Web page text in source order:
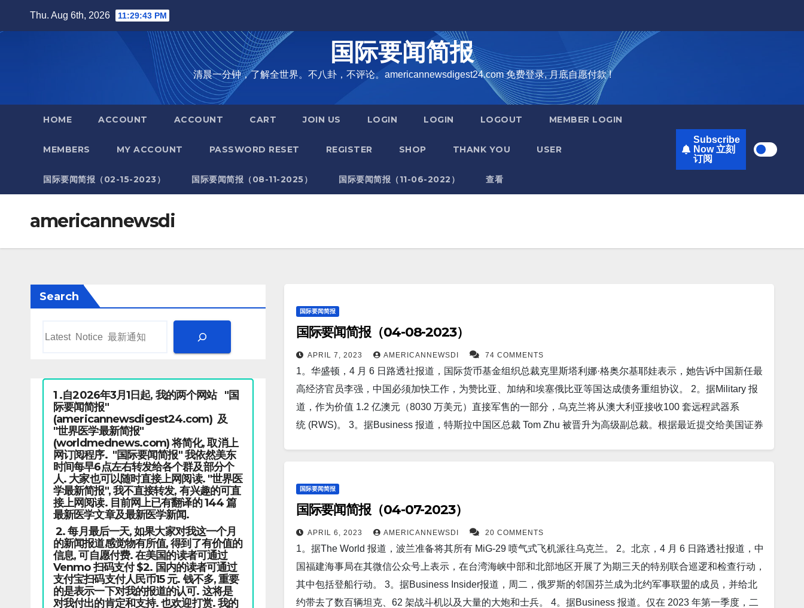
Thu. Aug 6th, 2026 11:29:44 PM
国际要闻简报
清晨一分钟，了解全世界。不八卦，不评论。americannewsdigest24.com 免费登录, 月底自愿付款 !
HOME ACCOUNT ACCOUNT CART JOIN US LOGIN LOGIN LOGOUT MEMBER LOGIN
MEMBERS MY ACCOUNT PASSWORD RESET REGISTER SHOP THANK YOU USER
国际要闻简报（02-15-2023） 国际要闻简报（08-11-2025） 国际要闻简报（11-06-2022） 查看
Subscribe
Now 立刻
订阅
americannewsdi
Search
1 .自2026年3月1日起, 我的两个网站 "国
际要闻简报"
(americannewsdigest24.com) 及
"世界医学最新简报"
(worldmednews.com) 将简化, 取消上
网订阅程序. "国际要闻简报" 我依然美东
时间每早6点左右转发给各个群及部分个
人. 大家也可以随时直接上网阅读. "世界医
学最新简报", 我不直接转发, 有兴趣的可直
接上网阅读. 目前网上已有翻译的 144 篇
最新医学文章及最新医学新闻.
2. 每月最后一天, 如果大家对我这一个月
的新闻报道感觉物有所值, 得到了有价值的
信息, 可自愿付费. 在美国的读者可通过
Venmo 扫码支付 $2. 国内的读者可通过
支付宝扫码支付人民币15 元. 钱不多, 重要
的是表示一下对我的报道的认可. 这将是
对我付出的肯定和支持. 也欢迎打赏. 我的
国际要闻简报
国际要闻简报（04-08-2023）
APRIL 7, 2023 AMERICANNEWSDI 74 COMMENTS
1。华盛顿，4 月 6 日路透社报道，国际货币基金组织总裁克里斯塔利娜·格奥尔基耶娃表示，她告诉中国新任最
高经济官员李强，中国必须加快工作，为赞比亚、加纳和埃塞俄比亚等国达成债务重组协议。 2。据Military 报
道，作为价值 1.2 亿澳元（8030 万美元）直接军售的一部分，乌克兰将从澳大利亚接收100 套远程武器系
统 (RWS)。 3。据Business 报道，特斯拉中国区总裁 Tom Zhu 被晋升为高级副总裁。根据最近提交给美国证券
了，”该论文解释说。 5。世界卫生组织总干事谭德塞周四表示，全球卫生机构已要求中国与其合作，帮助追踪
冠状病毒大流行的起源。 6。据Newsweek报道，一份新的情报显示，在为控制陷入困境的乌克兰东部城市而发
生数月的冲突后，俄罗斯军队“恢复了一些势头”并向巴赫穆特市中心推进。 7。据Newsweek报道，乌克兰国防
部周五在一份声明中表示，由于乌克兰军队预计春季反攻，希望投降以“挽救生命”的俄罗斯军队人数“急剧”增
加。 8。据Politics报道，美国反对在即将举行的峰会上向乌克兰提供加入北约的途径，称重点应放在击败“俄罗
斯的侵略”上。 9。北京路透社报道，周五官方数据显示，由于美元兑其他主要货币下跌，中国 3 月份的外汇储
备有所增加。中国的外汇储备上个月增加了 510 亿美元，达到3.184 万亿美元。 10。莫斯科，4 月 7 日路透社
国际要闻简报
国际要闻简报（04-07-2023）
APRIL 6, 2023 AMERICANNEWSDI 20 COMMENTS
1。据The World 报道，波兰准备将其所有 MiG-29 喷气式飞机派往乌克兰。 2。北京，4 月 6 日路透社报道，中
国福建海事局在其微信公众号上表示，在台湾海峡中部和北部地区开展了为期三天的特别联合巡逻和检查行动，
其中包括登船行动。 3。据Business Insider报道，周二，俄罗斯的邻国芬兰成为北约军事联盟的成员，并给北
约带去了数百辆坦克、62 架战斗机以及大量的大炮和士兵。 4。据Business 报道。仅在 2023 年第一季度，二